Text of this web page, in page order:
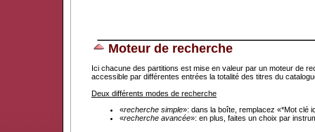
Moteur de recherche
Ici chacune des partitions est mise en valeur par un moteur de
accessible par différentes entrées la totalité des titres du
Deux différents modes de recherche
«recherche simple»: dans la boîte, remplacez «*Mot clé
«recherche avancée»: en plus, faites un choix par